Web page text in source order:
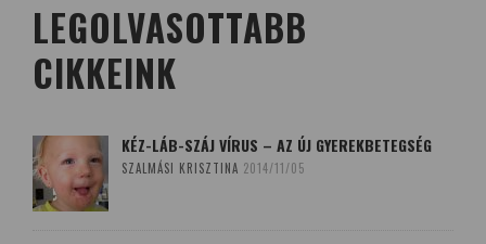
LEGOLVASOTTABB
CIKKEINK
KÉZ-LÁB-SZÁJ VÍRUS – AZ ÚJ GYEREKBETEGSÉG
SZALMÁSI KRISZTINA 2014/11/05